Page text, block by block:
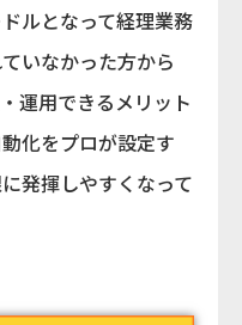
ルとなって経理業務
いなかった方から
運用できるメリット
化をプロが設定す
発揮しやすくなって